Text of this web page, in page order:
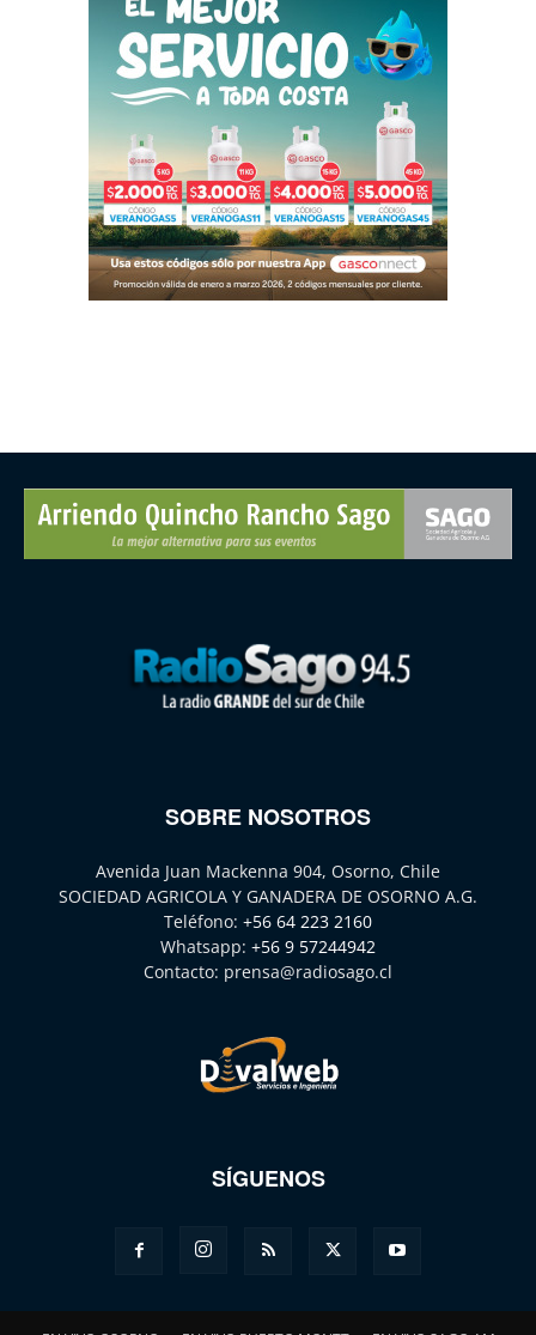
SOBRE NOSOTROS
Avenida Juan Mackenna 904, Osorno, Chile
SOCIEDAD AGRICOLA Y GANADERA DE OSORNO A.G.
Teléfono: +56 64 223 2160
Whatsapp: +56 9 57244942
Contacto: prensa@radiosago.cl
SÍGUENOS